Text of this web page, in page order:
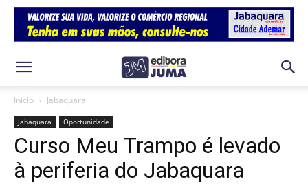
Início Jabaquara
Jabaquara Oportunidade
Curso Meu Trampo é levado
à periferia do Jabaquara